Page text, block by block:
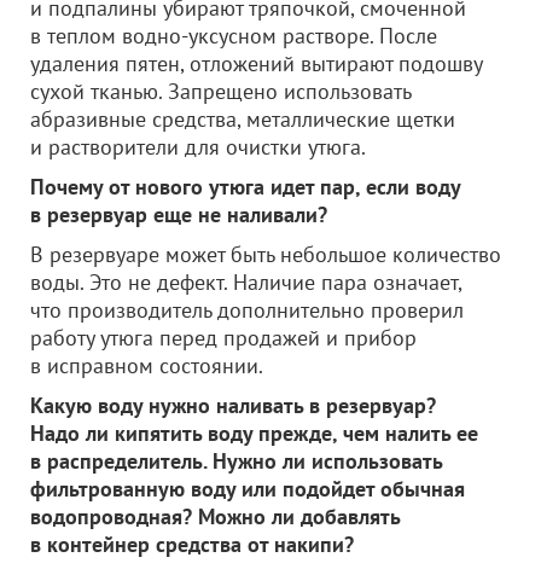
и подпалины убирают тряпочкой, смоченной
в теплом водно-уксусном растворе. После
удаления пятен, отложений вытирают подошву
сухой тканью. Запрещено использовать
абразивные средства, металлические щетки
и растворители для очистки утюга.
Почему от нового утюга идет пар, если воду
в резервуар еще не наливали?
В резервуаре может быть небольшое количество
воды. Это не дефект. Наличие пара означает,
что производитель дополнительно проверил
работу утюга перед продажей и прибор
в исправном состоянии.
Какую воду нужно наливать в резервуар?
Надо ли кипятить воду прежде, чем налить ее
в распределитель. Нужно ли использовать
фильтрованную воду или подойдет обычная
водопроводная? Можно ли добавлять
в контейнер средства от накипи?